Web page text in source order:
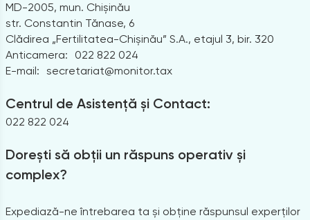
MD-2005, mun. Chișinău
str. Constantin Tănase, 6
Clădirea „Fertilitatea-Chișinău” S.A., etajul 3, bir. 320
Anticamera:
022 822 024
E-mail: secretariat@monitor.tax
Centrul de Asistență și Contact:
022 822 024
Dorești să obții un răspuns operativ și
complex?
Expediază-ne întrebarea ta și obține răspunsul experților